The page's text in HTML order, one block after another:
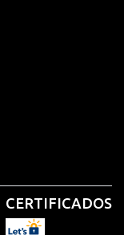
CERTIFICADOS